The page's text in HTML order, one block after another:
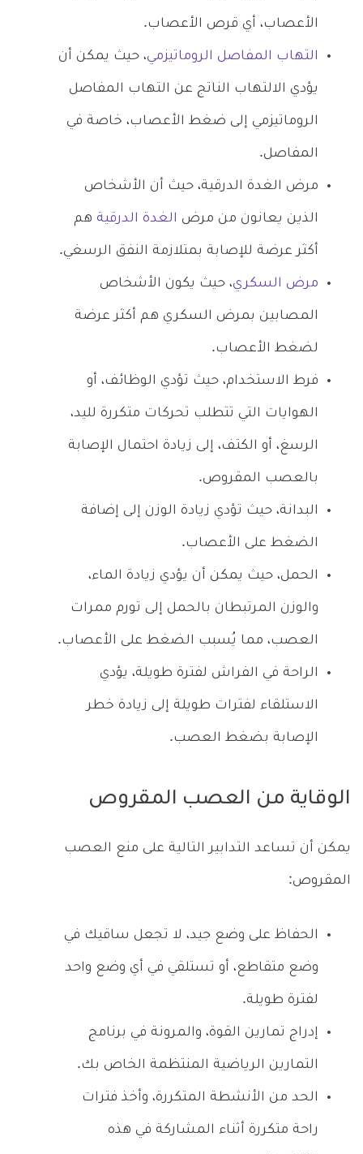
الأعصاب، أي قرص الأعصاب.
التهاب المفاصل الروماتيزمي، حيث يمكن أن
يؤدي الالتهاب الناتج عن التهاب المفاصل
الروماتيزمي إلى ضغط الأعصاب، خاصة في
المفاصل.
مرض الغدة الدرقية، حيث أن الأشخاص
الذين يعانون من مرض الغدة الدرقية هم
أكثر عرضة للإصابة بمتلازمة النفق الرسغي.
مرض السكري، حيث يكون الأشخاص
المصابين بمرض السكري هم أكثر عرضة
لضغط الأعصاب.
فرط الاستخدام، حيث تؤدي الوظائف، أو
الهوايات التي تتطلب تحركات متكررة لليد،
الرسغ، أو الكتف، إلى زيادة احتمال الإصابة
بالعصب المقروص.
البدانة، حيث تؤدي زيادة الوزن إلى إضافة
الضغط على الأعصاب.
الحمل، حيث يمكن أن يؤدي زيادة الماء،
والوزن المرتبطان بالحمل إلى تورم ممرات
العصب، مما يُسبب الضغط على الأعصاب.
الراحة في الفراش لفترة طويلة، يؤدي
الاستلقاء لفترات طويلة إلى زيادة خطر
الإصابة بضغط العصب.
الوقاية من العصب المقروص
يمكن أن تساعد التدابير التالية على منع العصب
المقروص:
الحفاظ على وضع جيد، لا تجعل ساقيك في
وضع متقاطع، أو تستلقي في أي وضع واحد
لفترة طويلة.
إدراج تمارين القوة، والمرونة في برنامج
التمارين الرياضية المنتظمة الخاص بك.
الحد من الأنشطة المتكررة، وأخذ فترات
راحة متكررة أثناء المشاركة في هذه